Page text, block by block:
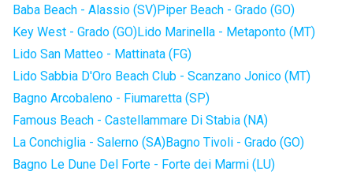
Baba Beach - Alassio (SV)Piper Beach - Grado (GO)
Key West - Grado (GO)Lido Marinella - Metaponto (MT)
Lido San Matteo - Mattinata (FG)
Lido Sabbia D'Oro Beach Club - Scanzano Jonico (MT)
Bagno Arcobaleno - Fiumaretta (SP)
Famous Beach - Castellammare Di Stabia (NA)
La Conchiglia - Salerno (SA)Bagno Tivoli - Grado (GO)
Bagno Le Dune Del Forte - Forte dei Marmi (LU)